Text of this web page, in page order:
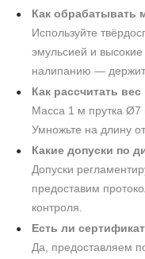
Как обрабатывать
Используйте
эмульсией и
налипанию —
Как рассчитать
Масса 1 м прутка Ø7
Умножьте на длину
Какие допуски по
Допуски
предоставим
контроля.
Есть ли
Да, предоставляем